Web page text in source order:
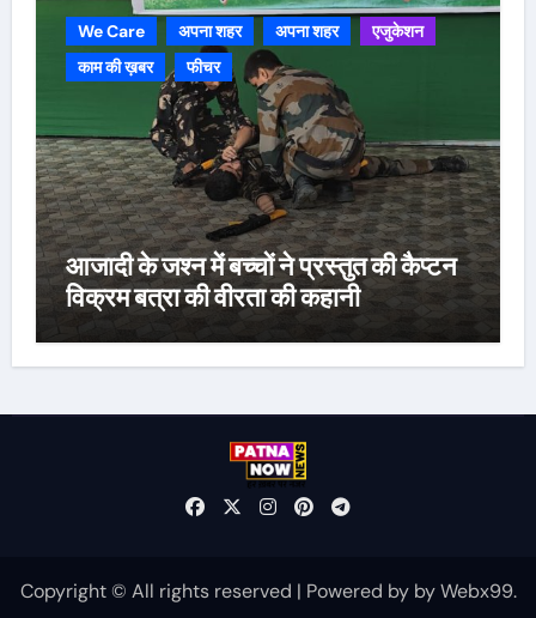
We Care अपना शहर अपना शहर
एजुकेशन
काम की ख़बर
फीचर
आजादी के जश्न में बच्चों ने प्रस्तुत की कैप्टन
विक्रम बत्रा की वीरता की कहानी
Copyright © All rights reserved | Powered by byWebx99.